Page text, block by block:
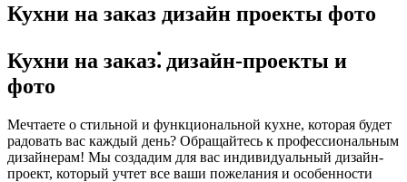
Кухни на заказ дизайн проекты фото
Кухни на заказ⁚ дизайн-проекты и
фото
Мечтаете о стильной и функциональной кухне, которая будет
радовать вас каждый день? Обращайтесь к профессиональным
дизайнерам! Мы создадим для вас индивидуальный дизайн-
проект, который учтет все ваши пожелания и особенности